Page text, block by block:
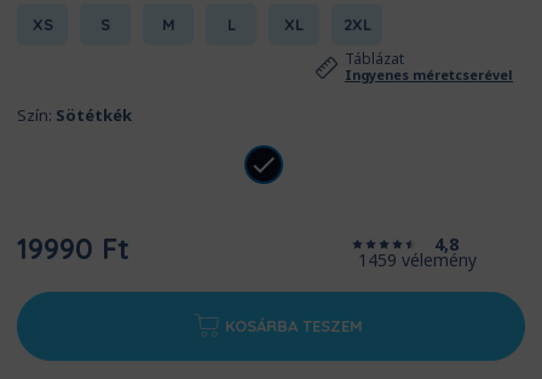
XS S M L XL 2XL
Táblázat
Ingyenes méretcserével
Szín: Sötétkék
19990 Ft 4,8
1459 vélemény
KOSÁRBA TESZEM